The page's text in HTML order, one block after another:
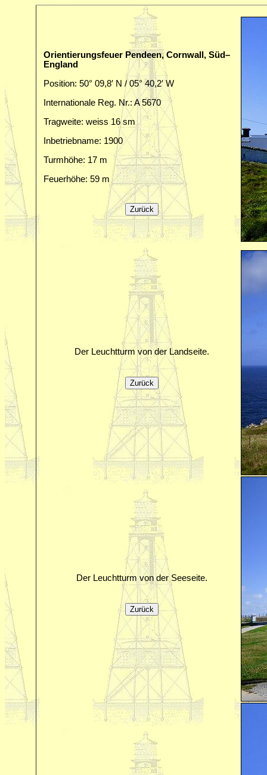
Orientierungsfeuer Pendeen, Cornwall, Süd–
England
Position: 50° 09,8′ N / 05° 40,2′ W
Internationale Reg. Nr.: A 5670
Tragweite: weiss 16 sm
Inbetriebname: 1900
Turmhöhe: 17 m
Feuerhöhe: 59 m
Der Leuchtturm von der Landseite.
Der Leuchtturm von der Seeseite.